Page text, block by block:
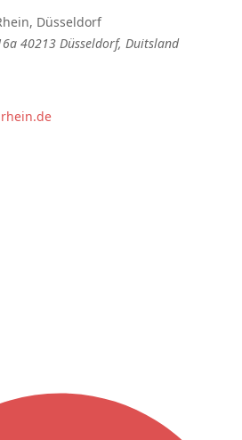
Düsseldorf
40213 Düsseldorf, Duitsland